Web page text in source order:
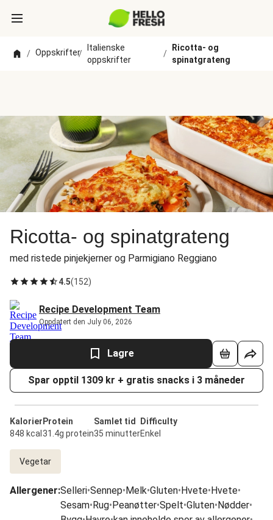
/ Oppskrifter/
Italienske
oppskrifter
/
Ricotta- og
spinatgrateng
Ricotta- og spinatgrateng
med ristede pinjekjerner og Parmigiano Reggiano
4.5(152)
Recipe Development Team
Oppdatert den July 06, 2026
Lagre
Spar opptil 1309 kr + gratis snacks i 3 måneder
Kalorier
848 kcal
Protein
31.4g protein
Samlet tid
35 minutter
Difficulty
Enkel
Vegetar
Allergener:Selleri•Sennep•Melk•Gluten•Hvete•Hvete•
Sesam•Rug•Peanøtter•Spelt•Gluten•Nødder•